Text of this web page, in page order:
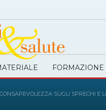
FORMAZIONE
SUGLI SPRECHI E